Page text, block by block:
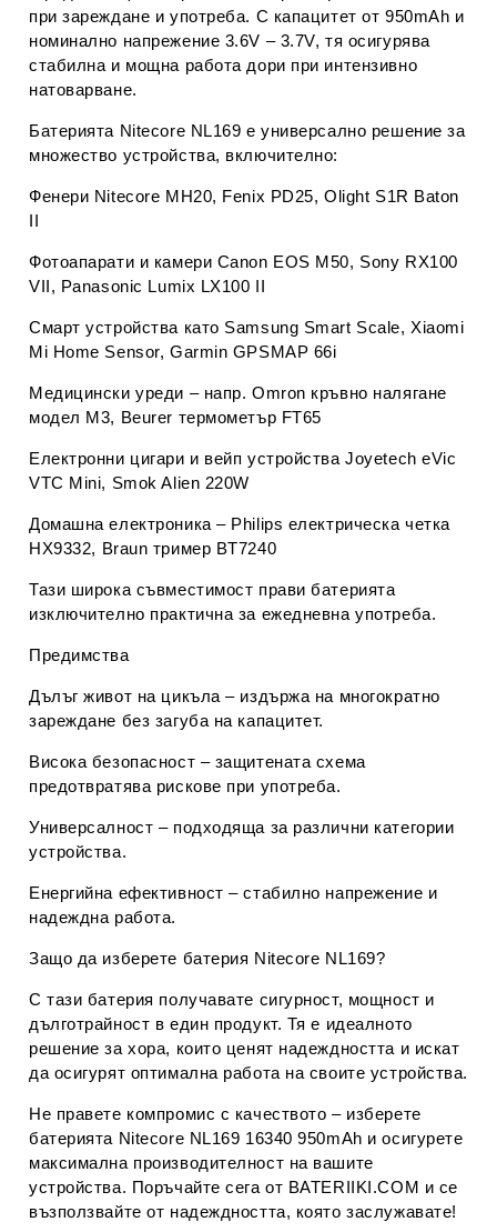
при зареждане и употреба. С капацитет от 950mAh и
номинално напрежение 3.6V – 3.7V, тя осигурява
стабилна и мощна работа дори при интензивно
натоварване.
Батерията Nitecore NL169 е универсално решение за
множество устройства, включително:
Фенери Nitecore MH20, Fenix PD25,Olight S1R Baton
II
Фотоапарати и камери Canon EOS M50, Sony RX100
VII, Panasonic Lumix LX100 II
Смарт устройства като Samsung Smart Scale,Xiaomi
Mi Home Sensor, Garmin GPSMAP 66i
Медицински уреди – напр. Omron кръвно налягане
модел M3, Beurer термометър FT65
Електронни цигари и вейп устройстваJoyetech eVic
VTC Mini, Smok Alien 220W
Домашна електроника – Philips електрическа четка
HX9332, Braun тример BT7240
Тази широка съвместимост прави батерията
изключително практична за ежедневна употреба.
Предимства
Дълъг живот на цикъла – издържа на многократно
зареждане без загуба на капацитет.
Висока безопасност – защитената схема
предотвратява рискове при употреба.
Универсалност – подходяща за различни категории
устройства.
Енергийна ефективност – стабилно напрежение и
надеждна работа.
Защо да изберете батерия Nitecore NL169?
С тази батерия получавате сигурност, мощност и
дълготрайност в един продукт. Тя е идеалното
решение за хора, които ценят надеждността и искат
да осигурят оптимална работа на своите устройства.
Не правете компромис с качеството – изберете
батерията Nitecore NL169 16340 950mAh и осигурете
максимална производителност на вашите
устройства. Поръчайте сега от BATERIIKI.COM и се
възползвайте от надеждността, която заслужавате!